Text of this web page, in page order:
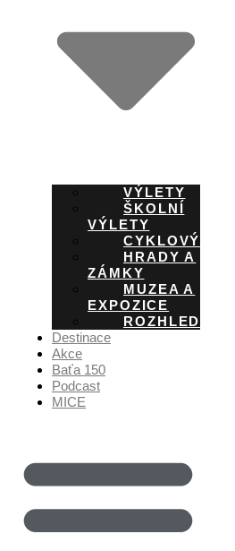
VÝLETY
ŠKOLNÍ
VÝLETY
CYKLOVÝLETY
HRADY A
ZÁMKY
MUZEA A
EXPOZICE
ROZHLEDNY
Destinace
Akce
Baťa 150
Podcast
MICE